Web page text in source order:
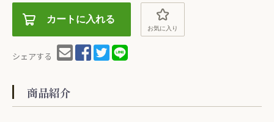
カートに入れる
お気に入り
シェアする
商品紹介